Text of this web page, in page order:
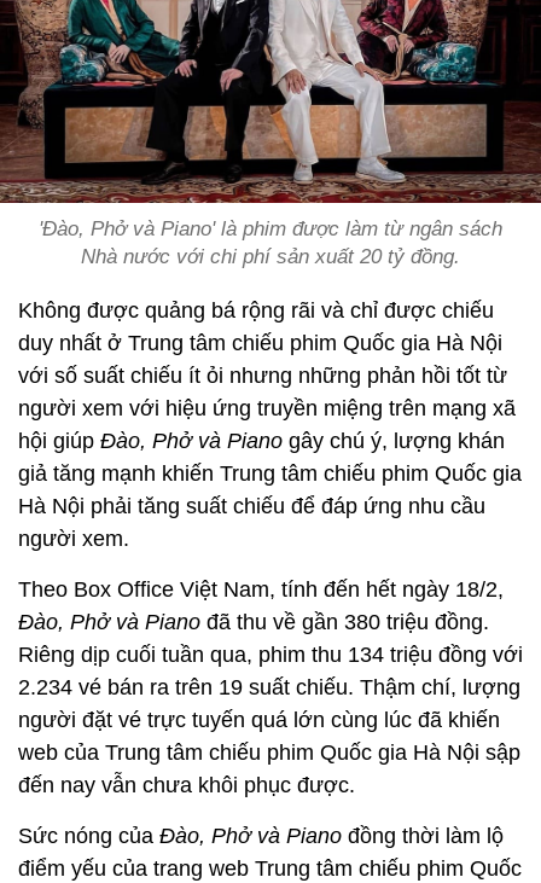
'Đào, Phở và Piano' là phim được làm từ ngân sách
Nhà nước với chi phí sản xuất 20 tỷ đồng.
Không được quảng bá rộng rãi và chỉ được chiếu
duy nhất ở Trung tâm chiếu phim Quốc gia Hà Nội
với số suất chiếu ít ỏi nhưng những phản hồi tốt từ
người xem với hiệu ứng truyền miệng trên mạng xã
hội giúp Đào, Phở và Piano gây chú ý, lượng khán
giả tăng mạnh khiến Trung tâm chiếu phim Quốc gia
Hà Nội phải tăng suất chiếu để đáp ứng nhu cầu
người xem.
Theo Box Office Việt Nam, tính đến hết ngày 18/2,
Đào, Phở và Piano đã thu về gần 380 triệu đồng.
Riêng dịp cuối tuần qua, phim thu 134 triệu đồng với
2.234 vé bán ra trên 19 suất chiếu. Thậm chí, lượng
người đặt vé trực tuyến quá lớn cùng lúc đã khiến
web của Trung tâm chiếu phim Quốc gia Hà Nội sập
đến nay vẫn chưa khôi phục được.
Sức nóng của Đào, Phở và Piano đồng thời làm lộ
điểm yếu của trang web Trung tâm chiếu phim Quốc